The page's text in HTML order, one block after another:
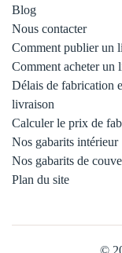
Blog
Nous contacter
Comment publier un
Comment acheter un
Délais de fabrication
livraison
Calculer le prix de
Nos gabarits intérieur
Nos gabarits de
Plan du site
©